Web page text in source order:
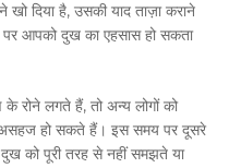
दिया है, उसकी याद ताज़ा कराने
पर आपको दुख का एहसास हो सकता
रोने लगते हैं, तो अन्य लोगों को
हो सकते हैं। इस समय पर दूसरे
को पूरी तरह से नहीं समझते या